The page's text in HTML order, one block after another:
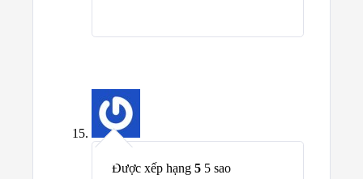
Được xếp hạng 5 5 sao